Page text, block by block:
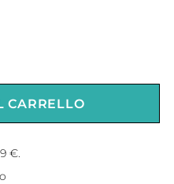
CARRELLO
€.